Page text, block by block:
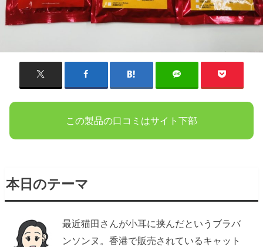
この製品の口コミはサイト下部
本日のテーマ
最近猫田さんが小耳に挟んだというブラバ
ンソンヌ。香港で販売されているキャット